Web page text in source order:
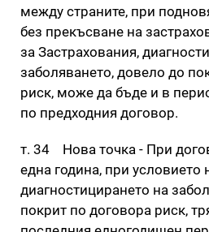
между страните, при
без прекъсване на
за Застрахования,
заболяването, довело до
риск, може да бъде и в
по предходния договор.
т. 34 Нова точка - При
една година, при условието
диагностицирането на
покрит по договора риск,